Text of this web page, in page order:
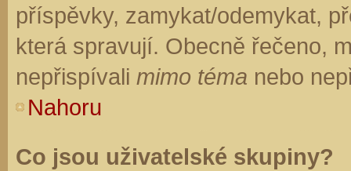
příspěvky, zamykat/odemykat,
která spravují. Obecně řečeno,
nepřispívali mimo téma nebo
Nahoru
Co jsou uživatelské skupiny?